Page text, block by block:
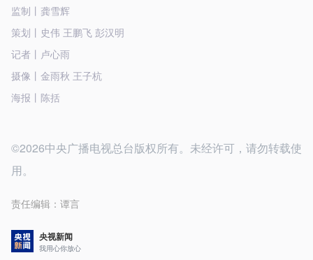
监制丨龚雪辉
策划丨史伟 王鹏飞 彭汉明
记者丨卢心雨
摄像丨金雨秋 王子杭
海报丨陈括
©2026中央广播电视总台版权所有。未经许可，请勿转载使
用。
责任编辑： 谭言
央视新闻
我用心你放心